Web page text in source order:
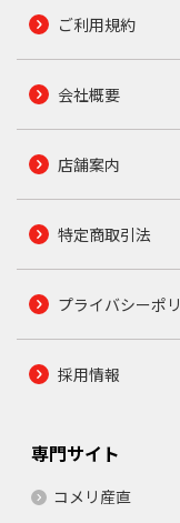
ご利用規約
会社概要
店舗案内
特定商取引法
プライバシーポ
採用情報
専門サイト
コメリ産直